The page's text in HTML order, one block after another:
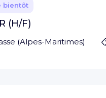
bientôt
(H/F)
(Alpes-Maritimes)